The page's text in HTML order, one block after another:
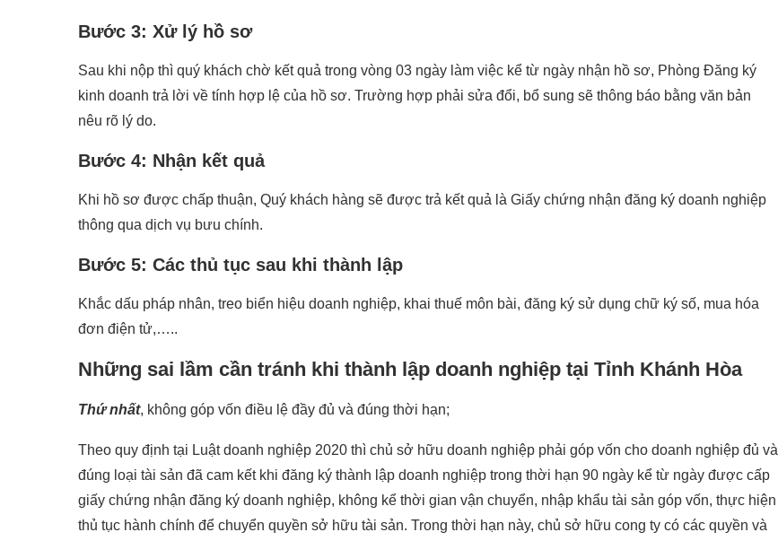
Bước 3: Xử lý hồ sơ
Sau khi nộp thì quý khách chờ kết quả trong vòng 03 ngày làm việc kể từ ngày nhận hồ sơ, Phòng Đăng ký
kinh doanh trả lời về tính hợp lệ của hồ sơ. Trường hợp phải sửa đổi, bổ sung sẽ thông báo bằng văn bản
nêu rõ lý do.
Bước 4: Nhận kết quả
Khi hồ sơ được chấp thuận, Quý khách hàng sẽ được trả kết quả là Giấy chứng nhận đăng ký doanh nghiệp
thông qua dịch vụ bưu chính.
Bước 5: Các thủ tục sau khi thành lập
Khắc dấu pháp nhân, treo biển hiệu doanh nghiệp, khai thuế môn bài, đăng ký sử dụng chữ ký số, mua hóa
đơn điện tử,…..
Những sai lầm cần tránh khi thành lập doanh nghiệp tại Tỉnh Khánh Hòa
Thứ nhất, không góp vốn điều lệ đầy đủ và đúng thời hạn;
Theo quy định tại Luật doanh nghiệp 2020 thì chủ sở hữu doanh nghiệp phải góp vốn cho doanh nghiệp đủ và
đúng loại tài sản đã cam kết khi đăng ký thành lập doanh nghiệp trong thời hạn 90 ngày kể từ ngày được cấp
giấy chứng nhận đăng ký doanh nghiệp, không kể thời gian vận chuyển, nhập khẩu tài sản góp vốn, thực hiện
thủ tục hành chính để chuyển quyền sở hữu tài sản. Trong thời hạn này, chủ sở hữu cong ty có các quyền và